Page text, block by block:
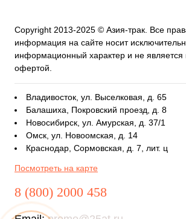
Copyright 2013-2025 © Азия-трак. Все
информация на сайте носит
информационный характер и не является
офертой.
Владивосток, ул. Выселковая, д. 65
Балашиха, Покровский проезд, д. 8
Новосибирск, ул. Амурская, д. 37/1
Омск, ул. Новоомская, д. 14
Краснодар, Сормовская, д. 7, лит. ц
Посмотреть на карте
8 (800) 2000 458